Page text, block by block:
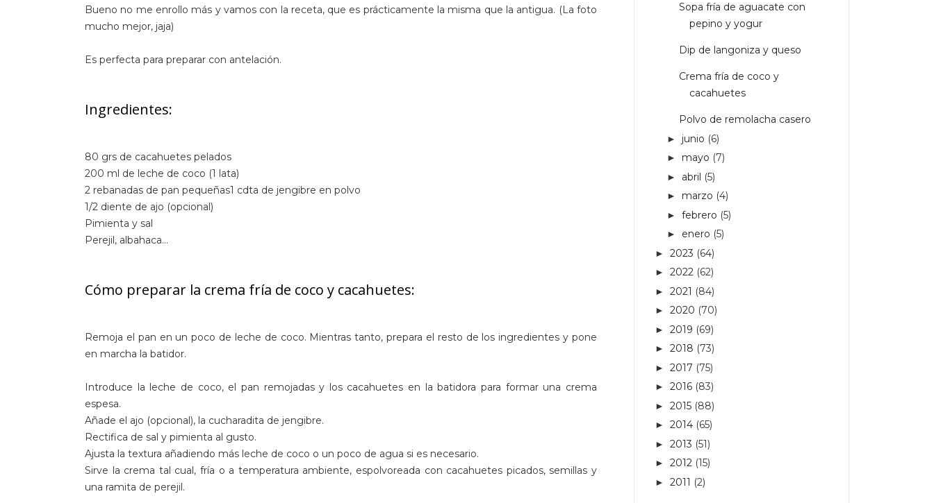
Bueno no me enrollo más y vamos con la receta, que es prácticamente la misma que la antigua. (La foto
mucho mejor, jaja)
Es perfecta para preparar con antelación.
Ingredientes:
80 grs de cacahuetes pelados
200 ml de leche de coco (1 lata)
2 rebanadas de pan pequeñas1 cdta de jengibre en polvo
1/2 diente de ajo (opcional)
Pimienta y sal
Perejil, albahaca…
Cómo preparar la crema fría de coco y cacahuetes:
Remoja el pan en un poco de leche de coco. Mientras tanto, prepara el resto de los ingredientes y pone
en marcha la batidor.
Introduce la leche de coco, el pan remojadas y los cacahuetes en la batidora para formar una crema
espesa.
Añade el ajo (opcional), la cucharadita de jengibre.
Rectifica de sal y pimienta al gusto.
Ajusta la textura añadiendo más leche de coco o un poco de agua si es necesario.
Sirve la crema tal cual, fría o a temperatura ambiente, espolvoreada con cacahuetes picados, semillas y
una ramita de perejil.
Sopa fría de aguacate con
pepino y yogur
Dip de langoniza y queso
Crema fría de coco y
cacahuetes
Polvo de remolacha casero
► junio (6)
► mayo (7)
► abril (5)
► marzo (4)
► febrero (5)
► enero (5)
► 2023 (64)
► 2022 (62)
► 2021 (84)
► 2020 (70)
► 2019 (69)
► 2018 (73)
► 2017 (75)
► 2016 (83)
► 2015 (88)
► 2014 (65)
► 2013 (51)
► 2012 (15)
► 2011 (2)